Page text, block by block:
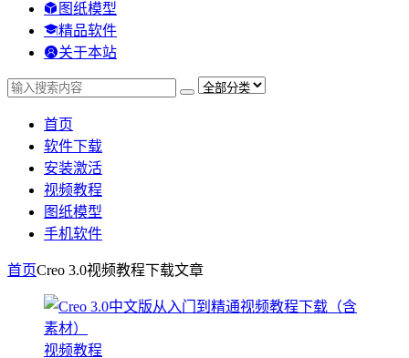
图纸模型
精品软件
关于本站
首页
软件下载
安装激活
视频教程
图纸模型
手机软件
首页Creo 3.0视频教程下载文章
视频教程